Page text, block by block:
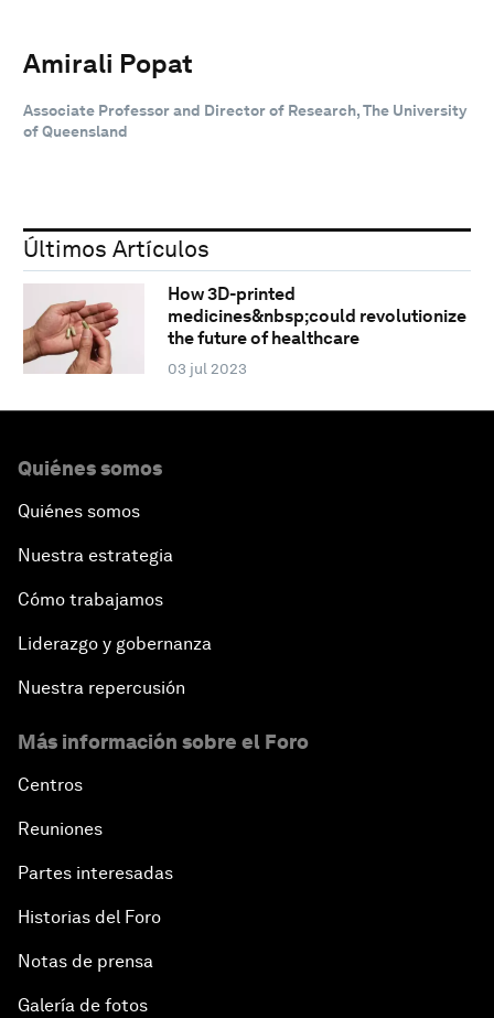
Amirali Popat
Associate Professor and Director of Research, The University
of Queensland
Últimos Artículos
How 3D-printed
medicines&nbsp;could revolutionize
the future of healthcare
03 jul 2023
Quiénes somos
Quiénes somos
Nuestra estrategia
Cómo trabajamos
Liderazgo y gobernanza
Nuestra repercusión
Más información sobre el Foro
Centros
Reuniones
Partes interesadas
Historias del Foro
Notas de prensa
Galería de fotos